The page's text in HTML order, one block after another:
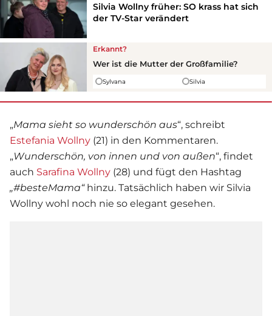
Silvia Wollny früher: SO krass hat sich
der TV-Star verändert
Erkannt?
Wer ist die Mutter der Großfamilie?
Sylvana Silvia
„Mama sieht so wunderschön aus“, schreibt
Estefania Wollny (21) in den Kommentaren.
„Wunderschön, von innen und von außen“, findet
auch Sarafina Wollny (28) und fügt den Hashtag
„#besteMama“hinzu. Tatsächlich haben wir Silvia
Wollny wohl noch nie so elegant gesehen.